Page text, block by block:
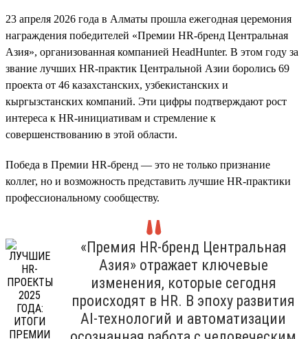
23 апреля 2026 года в Алматы прошла ежегодная церемония
награждения победителей «Премии HR-бренд Центральная
Азия», организованная компанией HeadHunter. В этом году за
звание лучших HR-практик Центральной Азии боролись 69
проекта от 46 казахстанских, узбекистанских и
кыргызстанских компаний. Эти цифры подтверждают рост
интереса к HR-инициативам и стремление к
совершенствованию в этой области.
Победа в Премии HR-бренд — это не только признание
коллег, но и возможность представить лучшие HR-практики
профессиональному сообществу.
«Премия HR-бренд Центральная
Азия» отражает ключевые
изменения, которые сегодня
происходят в HR. В эпоху развития
AI-технологий и автоматизации